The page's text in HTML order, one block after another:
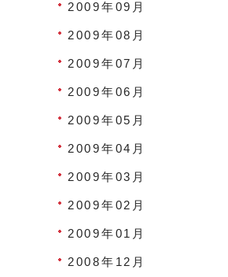
2009年09月
2009年08月
2009年07月
2009年06月
2009年05月
2009年04月
2009年03月
2009年02月
2009年01月
2008年12月